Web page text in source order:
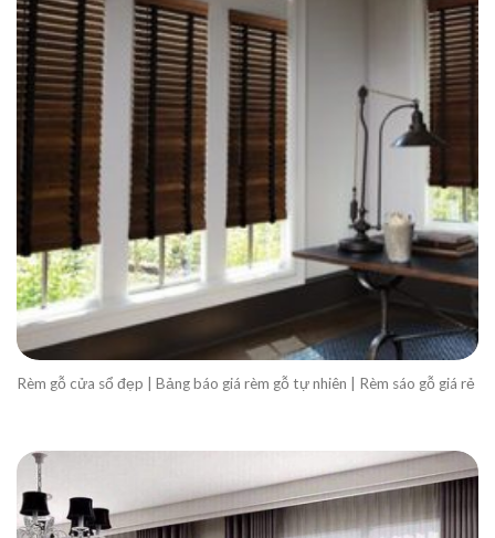
Rèm gỗ cửa sổ đẹp | Bảng báo giá rèm gỗ tự nhiên | Rèm sáo gỗ giá rẻ